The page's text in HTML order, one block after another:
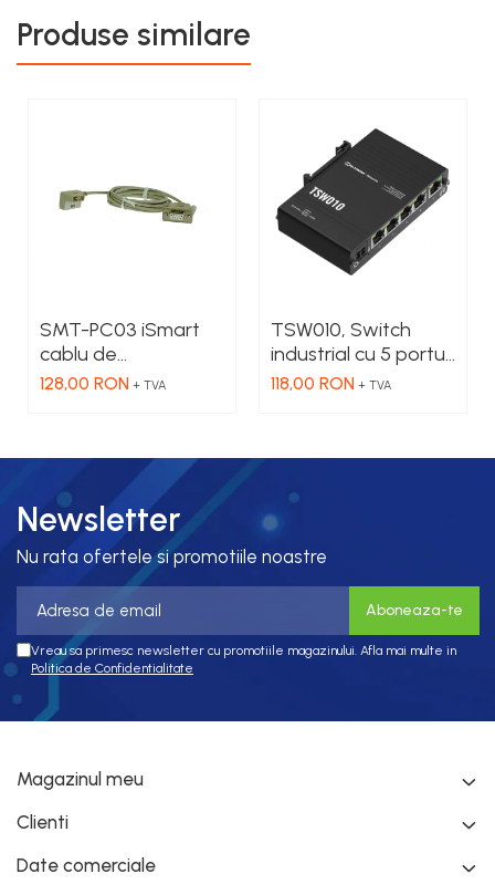
Produse similare
SMT-PC03 iSmart
cablu de
programare, Serial -
128,00 RON + TVA
TSW010, Switch
industrial cu 5 porturi
Ethernet100 Mbps,
118,00 RON + TVA
Newsletter
Nu rata ofertele si promotiile noastre
Vreau sa primesc newsletter cu promotiile magazinului. Afla mai multe in
Politica de Confidentialitate
Magazinul meu
Clienti
Date comerciale